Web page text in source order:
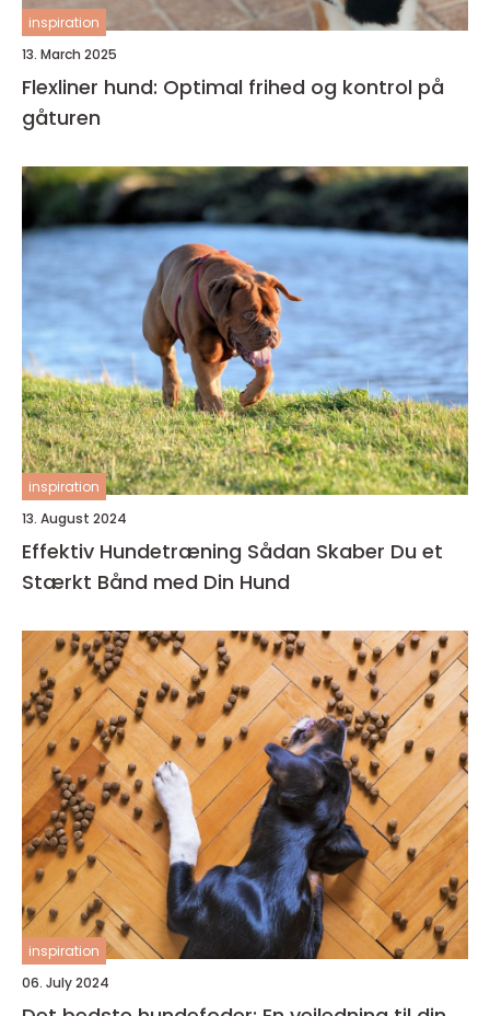
inspiration
13. March 2025
Flexliner hund: Optimal frihed og kontrol på
gåturen
inspiration
13. August 2024
Effektiv Hundetræning Sådan Skaber Du et
Stærkt Bånd med Din Hund
inspiration
06. July 2024